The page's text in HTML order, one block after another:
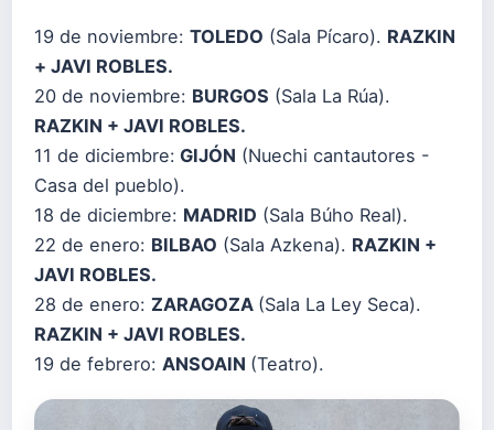
19 de noviembre: TOLEDO (Sala Pícaro). RAZKIN
+ JAVI ROBLES.
20 de noviembre: BURGOS (Sala La Rúa).
RAZKIN + JAVI ROBLES.
11 de diciembre: GIJÓN (Nuechi cantautores -
Casa del pueblo).
18 de diciembre: MADRID (Sala Búho Real).
22 de enero: BILBAO (Sala Azkena). RAZKIN +
JAVI ROBLES.
28 de enero: ZARAGOZA (Sala La Ley Seca).
RAZKIN + JAVI ROBLES.
19 de febrero: ANSOAIN (Teatro).